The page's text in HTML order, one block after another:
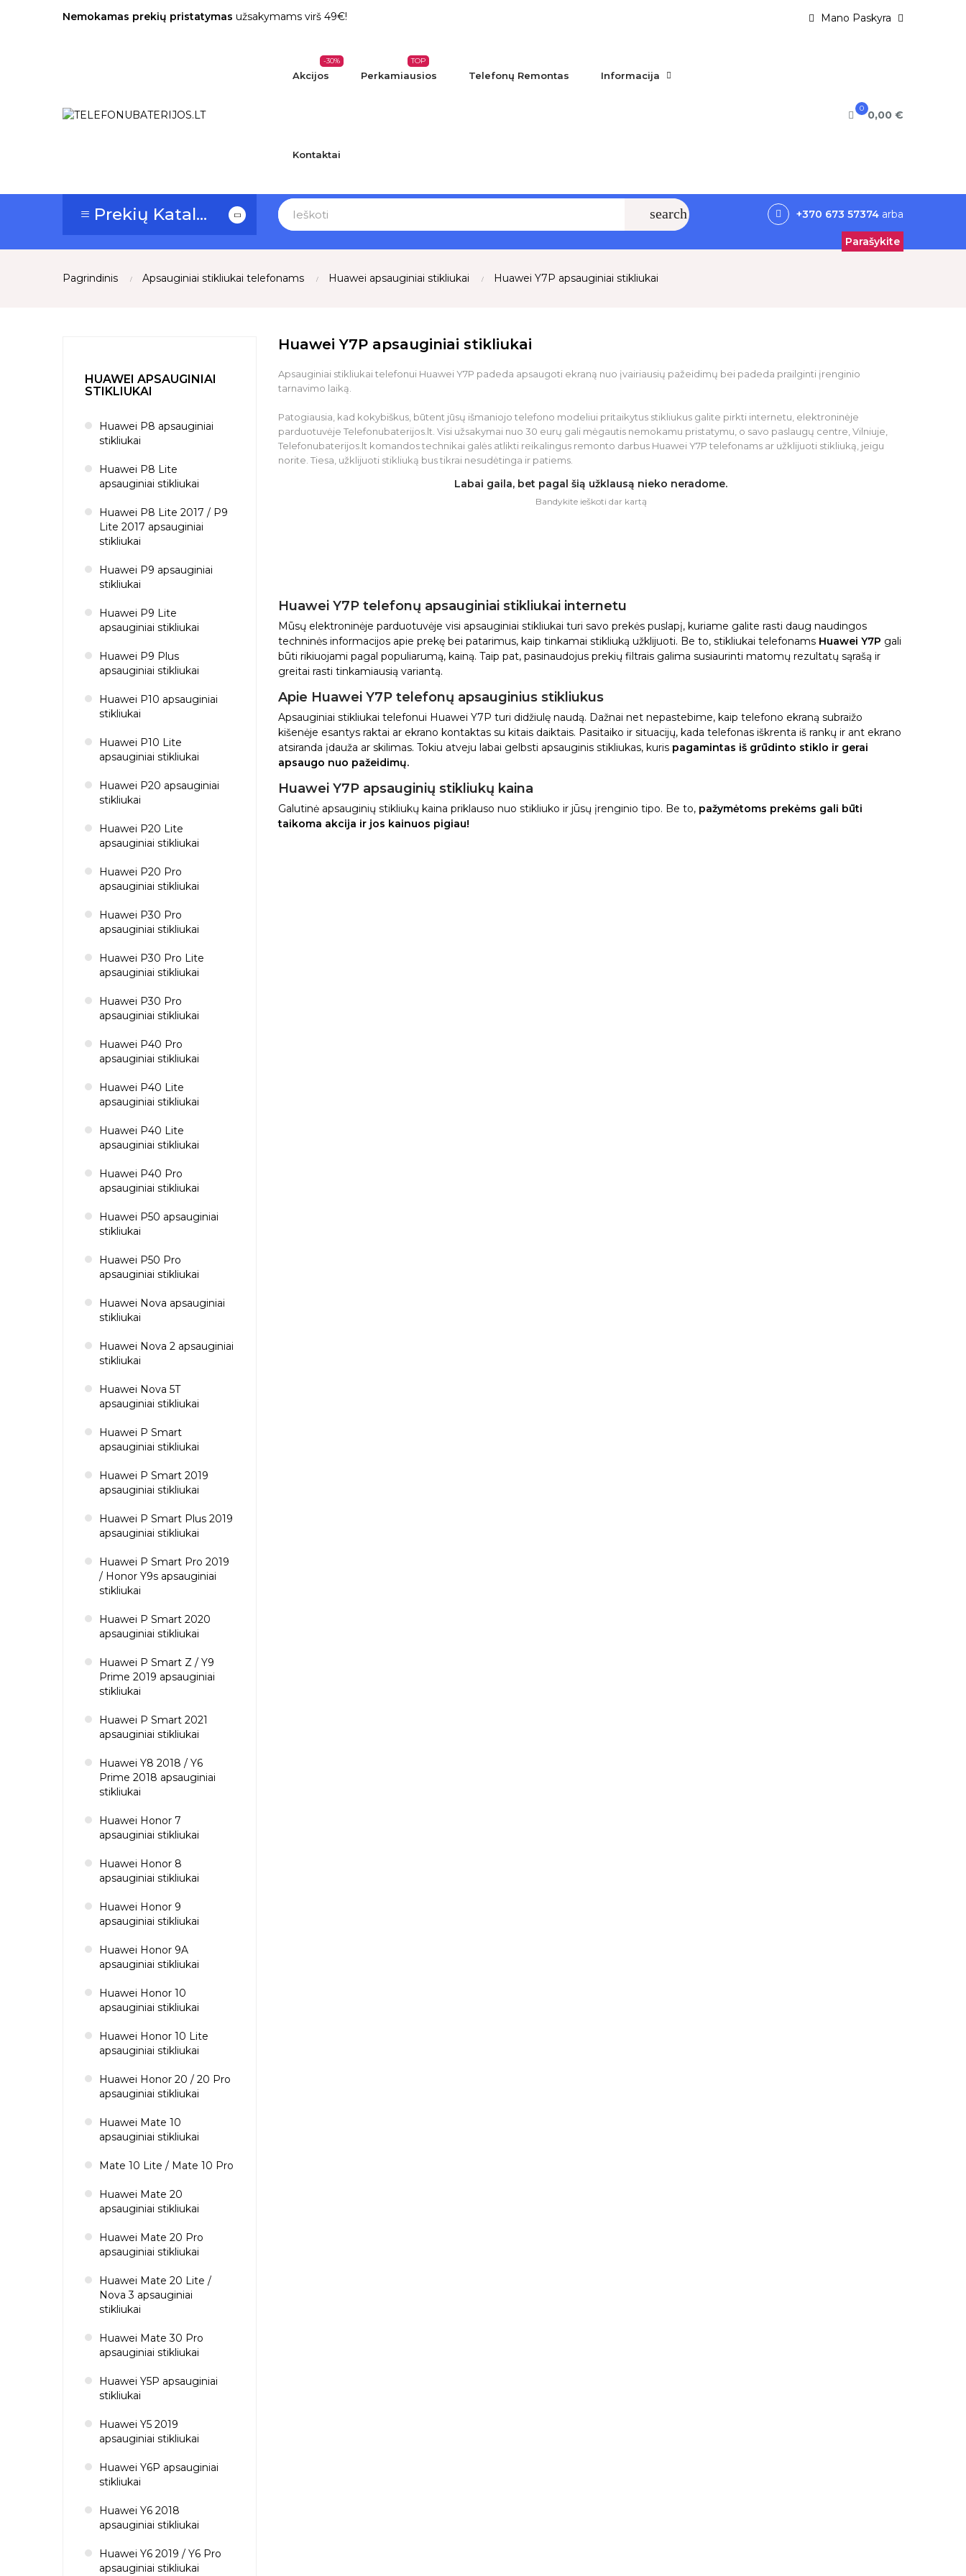
Nemokamas prekių pristatymas užsakymams virš 49€! Mano Paskyra
Akcijos
-30%
Perkamiausios
TOP
Telefonų Remontas Informacija
Kontaktai
0 0,00 €
≡ Prekių Katalogas search +370 673 57374 arba
Parašykite
Pagrindinis Apsauginiai stikliukai telefonams Huawei apsauginiai stikliukai Huawei Y7P apsauginiai stikliukai
HUAWEI APSAUGINIAI
STIKLIUKAI
Huawei P8 apsauginiai
stikliukai
Huawei P8 Lite
apsauginiai stikliukai
Huawei P8 Lite 2017 / P9
Lite 2017 apsauginiai
stikliukai
Huawei P9 apsauginiai
stikliukai
Huawei P9 Lite
apsauginiai stikliukai
Huawei P9 Plus
apsauginiai stikliukai
Huawei P10 apsauginiai
stikliukai
Huawei P10 Lite
apsauginiai stikliukai
Huawei P20 apsauginiai
stikliukai
Huawei P20 Lite
apsauginiai stikliukai
Huawei P20 Pro
apsauginiai stikliukai
Huawei P30 Pro
apsauginiai stikliukai
Huawei P30 Pro Lite
apsauginiai stikliukai
Huawei P30 Pro
apsauginiai stikliukai
Huawei P40 Pro
apsauginiai stikliukai
Huawei P40 Lite
apsauginiai stikliukai
Huawei P40 Lite
apsauginiai stikliukai
Huawei P40 Pro
apsauginiai stikliukai
Huawei P50 apsauginiai
stikliukai
Huawei P50 Pro
apsauginiai stikliukai
Huawei Nova apsauginiai
stikliukai
Huawei Nova 2 apsauginiai
stikliukai
Huawei Nova 5T
apsauginiai stikliukai
Huawei P Smart
apsauginiai stikliukai
Huawei P Smart 2019
apsauginiai stikliukai
Huawei P Smart Plus 2019
apsauginiai stikliukai
Huawei P Smart Pro 2019
/ Honor Y9s apsauginiai
stikliukai
Huawei P Smart 2020
apsauginiai stikliukai
Huawei P Smart Z / Y9
Prime 2019 apsauginiai
stikliukai
Huawei P Smart 2021
apsauginiai stikliukai
Huawei Y8 2018 / Y6
Prime 2018 apsauginiai
stikliukai
Huawei Honor 7
apsauginiai stikliukai
Huawei Honor 8
apsauginiai stikliukai
Huawei Honor 9
apsauginiai stikliukai
Huawei Honor 9A
apsauginiai stikliukai
Huawei Honor 10
apsauginiai stikliukai
Huawei Honor 10 Lite
apsauginiai stikliukai
Huawei Honor 20 / 20 Pro
apsauginiai stikliukai
Huawei Mate 10
apsauginiai stikliukai
Mate 10 Lite / Mate 10 Pro
Huawei Mate 20
apsauginiai stikliukai
Huawei Mate 20 Pro
apsauginiai stikliukai
Huawei Mate 20 Lite /
Nova 3 apsauginiai
stikliukai
Huawei Mate 30 Pro
apsauginiai stikliukai
Huawei Y5P apsauginiai
stikliukai
Huawei Y5 2019
apsauginiai stikliukai
Huawei Y6P apsauginiai
stikliukai
Huawei Y6 2018
apsauginiai stikliukai
Huawei Y6 2019 / Y6 Pro
apsauginiai stikliukai
Huawei Y7P apsauginiai stikliukai
Apsauginiai stikliukai telefonui Huawei Y7P padeda apsaugoti ekraną nuo įvairiausių pažeidimų bei padeda prailginti įrenginio
tarnavimo laiką.
Patogiausia, kad kokybiškus, būtent jūsų išmaniojo telefono modeliui pritaikytus stikliukus galite pirkti internetu, elektroninėje
parduotuvėje Telefonubaterijos.lt. Visi užsakymai nuo 30 eurų gali mėgautis nemokamu pristatymu, o savo paslaugų centre, Vilniuje,
Telefonubaterijos.lt komandos technikai galės atlikti reikalingus remonto darbus Huawei Y7P telefonams ar užklijuoti stikliuką, jeigu
norite. Tiesa, užklijuoti stikliuką bus tikrai nesudėtinga ir patiems.
Labai gaila, bet pagal šią užklausą nieko neradome.
Bandykite ieškoti dar kartą
Huawei Y7P telefonų apsauginiai stikliukai internetu
Mūsų elektroninėje parduotuvėje visi apsauginiai stikliukai turi savo prekės puslapį, kuriame galite rasti daug naudingos
techninės informacijos apie prekę bei patarimus, kaip tinkamai stikliuką užklijuoti. Be to, stikliukai telefonams Huawei Y7P gali
būti rikiuojami pagal populiarumą, kainą. Taip pat, pasinaudojus prekių filtrais galima susiaurinti matomų rezultatų sąrašą ir
greitai rasti tinkamiausią variantą.
Apie Huawei Y7P telefonų apsauginius stikliukus
Apsauginiai stikliukai telefonui Huawei Y7P turi didžiulę naudą. Dažnai net nepastebime, kaip telefono ekraną subraižo
kišenėje esantys raktai ar ekrano kontaktas su kitais daiktais. Pasitaiko ir situacijų, kada telefonas iškrenta iš rankų ir ant ekrano
atsiranda įdauža ar skilimas. Tokiu atveju labai gelbsti apsauginis stikliukas, kuris pagamintas iš grūdinto stiklo ir gerai
apsaugo nuo pažeidimų.
Huawei Y7P apsauginių stikliukų kaina
Galutinė apsauginių stikliukų kaina priklauso nuo stikliuko ir jūsų įrenginio tipo. Be to, pažymėtoms prekėms gali būti
taikoma akcija ir jos kainuos pigiau!